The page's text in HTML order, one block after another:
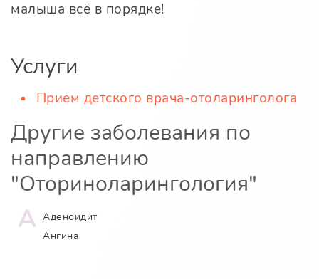
малыша всё в порядке!
Услуги
Прием детского врача-отоларинголога
Другие заболевания по
направлению
"Оториноларингология"
А Аденоидит
Ангина